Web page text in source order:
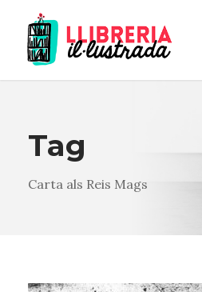
Tag
Carta als Reis Mags